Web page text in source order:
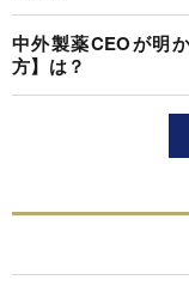
中外製薬CEOが明
方】は？